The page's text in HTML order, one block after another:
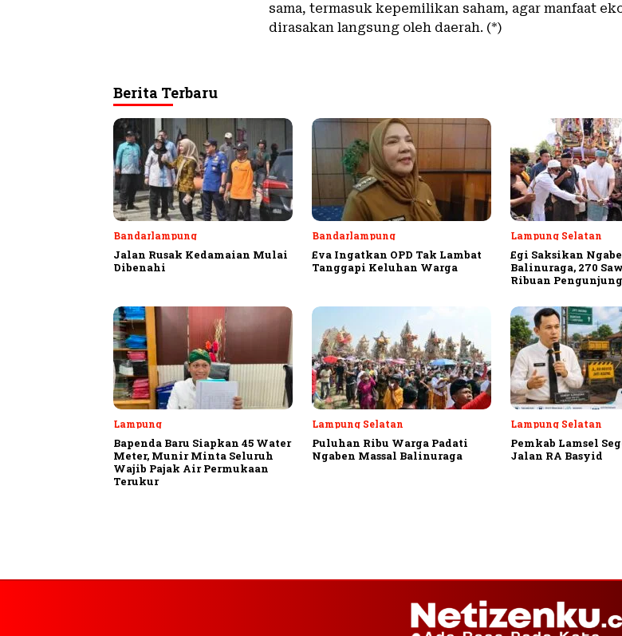
sama, termasuk kepemilikan saham, agar manfaat
dirasakan langsung oleh daerah. (*)
Berita Terbaru
Bandarlampung
Jalan Rusak Kedamaian Mulai
Dibenahi
Bandarlampung
Eva Ingatkan OPD Tak Lambat
Tanggapi Keluhan Warga
Lampung Selatan
Egi Saksikan
Balinuraga, 270
Ribuan Pengunjung
Lampung
Bapenda Baru Siapkan 45 Water
Meter, Munir Minta Seluruh
Wajib Pajak Air Permukaan
Terukur
Lampung Selatan
Puluhan Ribu Warga Padati
Ngaben Massal Balinuraga
Lampung Selatan
Pemkab Lamsel
Jalan RA Basyid